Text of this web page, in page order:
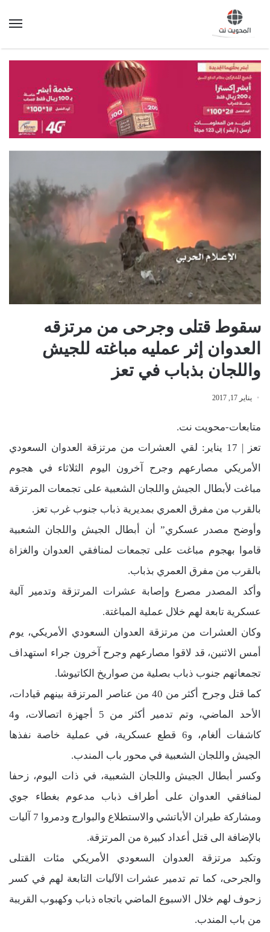
سقوط قتلى وجرحى من مرتزقه
العدوان إثر عمليه مباغته للجيش
واللجان بذباب في تعز
يناير 17, 2017
متابعات-محويت نت.
تعز | 17 يناير: لقي العشرات من مرتزقة العدوان السعودي
الأمريكي مصارعهم وجرح آخرون اليوم الثلاثاء في هجوم
مباغت لأبطال الجيش واللجان الشعبية على تجمعات المرتزقة
بالقرب من مفرق العمري بمديرية ذباب جنوب غرب تعز.
وأوضح مصدر عسكري” أن أبطال الجيش واللجان الشعبية
قاموا بهجوم مباغت على تجمعات لمنافقي العدوان والغزاة
بالقرب من مفرق العمري بذباب.
وأكد المصدر مصرع وإصابة عشرات المرتزقة وتدمير آلية
عسكرية تابعة لهم خلال عملية المباغتة.
وكان العشرات من مرتزقة العدوان السعودي الأمريكي، يوم
أمس الاثنين، قد لاقوا مصارعهم وجرح آخرون جراء استهداف
تجمعاتهم جنوب ذباب بصلية من صواريخ الكاتيوشا.
كما قتل وجرح أكثر من 40 من عناصر المرتزقة بينهم قيادات،
الأحد الماضي، وتم تدمير أكثر من 5 أجهزة اتصالات، و4
كاشفات ألغام، و6 قطع عسكرية، في عملية خاصة نفذها
الجيش واللجان الشعبية في محور باب المندب.
وكسر أبطال الجيش واللجان الشعبية، في ذات اليوم، زحفا
لمنافقي العدوان على أطراف ذباب مدعوم بغطاء جوي
ومشاركة طيران الأباتشي والاستطلاع والبوارج ودمروا 7 آليات
بالإضافة الى قتل أعداد كبيرة من المرتزقة.
وتكبد مرتزقة العدوان السعودي الأمريكي مئات القتلى
والجرحى، كما تم تدمير عشرات الآليات التابعة لهم في كسر
زحوف لهم خلال الاسبوع الماضي باتجاه ذباب وكهبوب القريبة
من باب المندب.